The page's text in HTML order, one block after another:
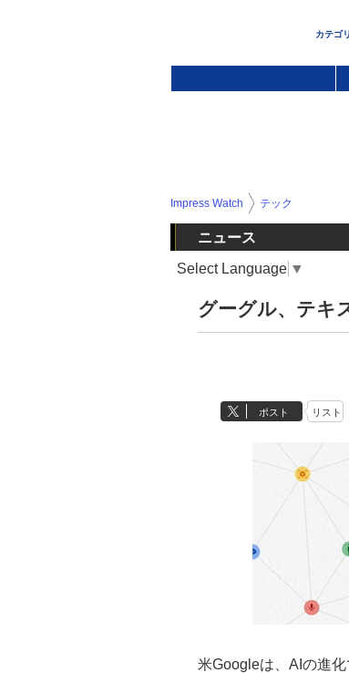
Impress Watch テック
ニュース
Select Language ▼
グーグル、テキ
ポスト リスト
米Googleは、AIの進